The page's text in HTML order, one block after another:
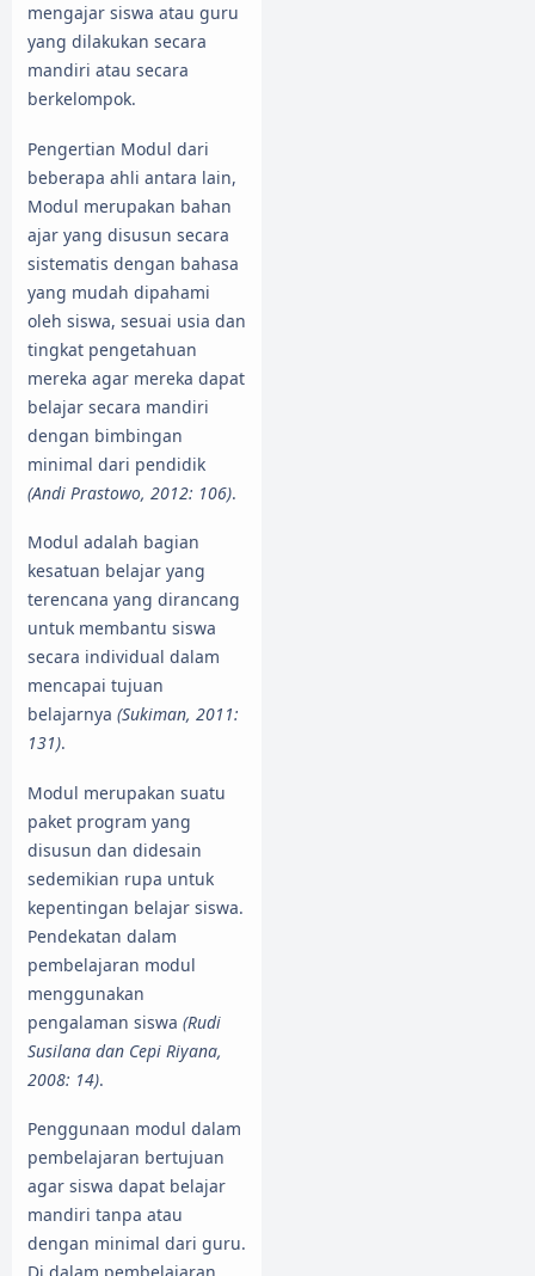
mengajar siswa atau guru
yang dilakukan secara
mandiri atau secara
berkelompok.
Pengertian Modul dari
beberapa ahli antara lain,
Modul merupakan bahan
ajar yang disusun secara
sistematis dengan bahasa
yang mudah dipahami
oleh siswa, sesuai usia dan
tingkat pengetahuan
mereka agar mereka dapat
belajar secara mandiri
dengan bimbingan
minimal dari pendidik
(Andi Prastowo, 2012: 106).
Modul adalah bagian
kesatuan belajar yang
terencana yang dirancang
untuk membantu siswa
secara individual dalam
mencapai tujuan
belajarnya (Sukiman, 2011:
131).
Modul merupakan suatu
paket program yang
disusun dan didesain
sedemikian rupa untuk
kepentingan belajar siswa.
Pendekatan dalam
pembelajaran modul
menggunakan
pengalaman siswa (Rudi
Susilana dan Cepi Riyana,
2008: 14).
Penggunaan modul dalam
pembelajaran bertujuan
agar siswa dapat belajar
mandiri tanpa atau
dengan minimal dari guru.